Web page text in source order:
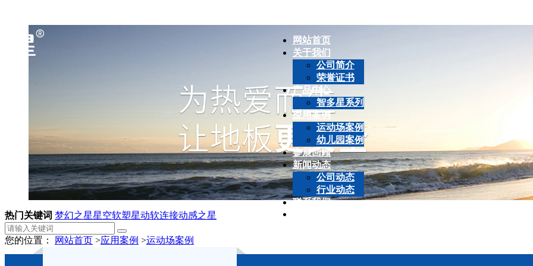
网站首页
关于我们
公司简介
荣誉证书
产品中心
智多星系列
应用案例
运动场案例
幼儿园案例
参展回顾
新闻动态
公司动态
行业动态
联系我们
热门关键词 梦幻之星星空软塑星动软连接动感之星
您的位置： 网站首页 >应用案例 >运动场案例